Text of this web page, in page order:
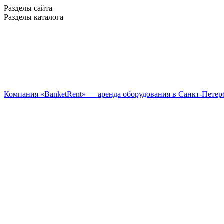
Разделы сайта
Разделы каталога
Компания «BanketRent» — аренда оборудования в Санкт-